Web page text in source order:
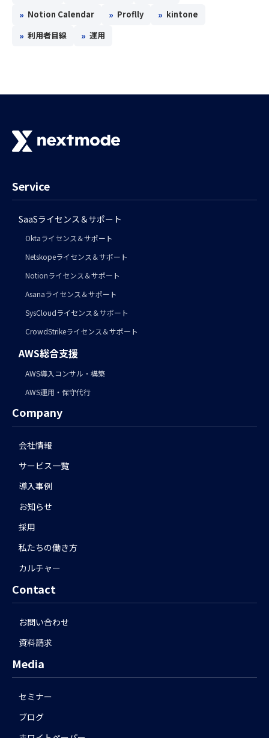
» Notion Calendar » Proflly » kintone
» 利用者目線 » 運用
Service
SaaSライセンス＆サポート
Oktaライセンス＆サポート
Netskopeライセンス＆サポート
Notionライセンス＆サポート
Asanaライセンス＆サポート
SysCloudライセンス＆サポート
CrowdStrikeライセンス＆サポート
AWS総合支援
AWS導入コンサル・構築
AWS運用・保守代行
Company
会社情報
サービス一覧
導入事例
お知らせ
採用
私たちの働き方
カルチャー
Contact
お問い合わせ
資料請求
Media
セミナー
ブログ